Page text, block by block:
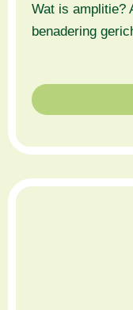
Wat is amplitie?
benadering